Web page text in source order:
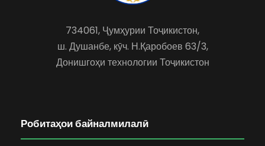
734061, Ҷумҳурии Тоҷикистон,
ш. Душанбе, кӯч. Н.Қаробоев 63/3,
Донишгоҳи технологии Тоҷикистон
Робитаҳои байналмилалӣ